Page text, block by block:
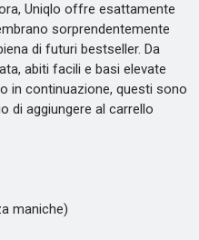
Uniqlo offre esattamente
sorprendentemente
di futuri bestseller. Da
abiti facili e basi elevate
in continuazione, questi sono
di aggiungere al carrello
maniche)